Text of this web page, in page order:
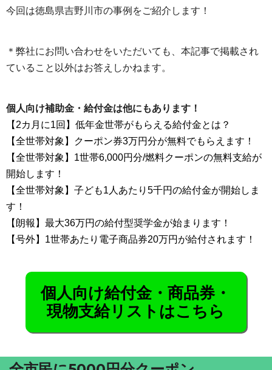
今回は徳島県吉野川市の事例をご紹介します！
＊弊社にお問い合わせをいただいても、本記事で掲載され
ていること以外はお答えしかねます。
個人向け補助金・給付金は他にもあります！
【2カ月に1回】低年金世帯がもらえる給付金とは？
【全世帯対象】クーポン券3万円分が無料でもらえます！
【全世帯対象】1世帯6,000円分/燃料クーポンの無料支給が
開始します！
【全世帯対象】子ども1人あたり5千円の給付金が開始しま
す！
【朗報】最大36万円の給付型奨学金が始まります！
【号外】1世帯あたり電子商品券20万円が給付されます！
個人向け給付金・商品券・
現物支給リストはこちら